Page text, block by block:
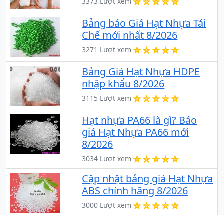
Bảng báo Giá Hạt Nhựa Tái
Chế mới nhất 8/2026
3271 Lượt xem
Bảng Giá Hạt Nhựa HDPE
nhập khẩu 8/2026
3115 Lượt xem
Hạt nhựa PA66 là gì? Báo
giá Hạt Nhựa PA66 mới
8/2026
3034 Lượt xem
Cập nhật bảng giá Hạt Nhựa
ABS chính hãng 8/2026
3000 Lượt xem